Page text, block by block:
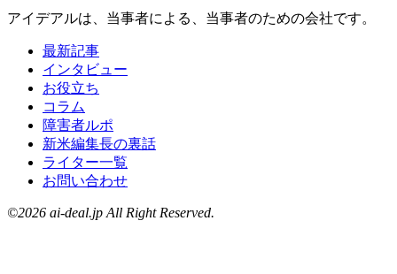
アイデアルは、当事者による、当事者のための会社です。
最新記事
インタビュー
お役立ち
コラム
障害者ルポ
新米編集長の裏話
ライター一覧
お問い合わせ
©2026 ai-deal.jp All Right Reserved.